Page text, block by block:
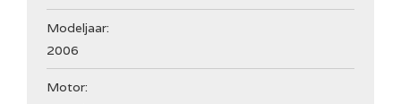
Modeljaar:
2006
Motor: